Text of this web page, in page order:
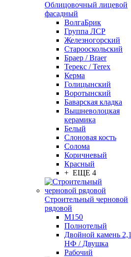
Облицовочный лицевой
фасадный
ВолгаБрик
Группа ЛСР
Железногорский
Старооскольский
Браер / Braer
Терекс / Terex
Керма
Голицынский
Воротынский
Баварская кладка
Вышневолоцкая
керамика
Белый
Слоновая кость
Солома
Коричневый
Красный
+ ЕЩЕ 4
Строительный черновой
рядовой
М150
Полнотелый
Двойной камень 2,1
НФ / Двушка
Рабочий